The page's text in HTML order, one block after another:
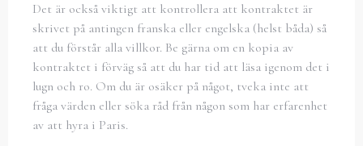
Det är också viktigt att kontrollera att kontraktet är
skrivet på antingen franska eller engelska (helst båda) så
att du förstår alla villkor. Be gärna om en kopia av
kontraktet i förväg så att du har tid att läsa igenom det i
lugn och ro. Om du är osäker på något, tveka inte att
fråga värden eller söka råd från någon som har erfarenhet
av att hyra i Paris.